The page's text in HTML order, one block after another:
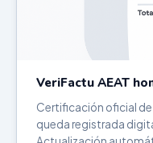
VeriFactu AEAT
Certificación oficial
queda registrada